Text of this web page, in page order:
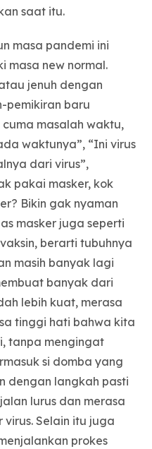
saat itu.
masa pandemi ini
masa new normal.
jenuh dengan
pemikiran baru
masalah waktu,
waktunya”, “Ini virus
dari virus”,
pakai masker, kok
Bikin gak nyaman
masker juga seperti
berarti tubuhnya
masih banyak lagi
banyak dari
lebih kuat, merasa
tinggi hati bahwa kita
tanpa mengingat
si domba yang
dengan langkah pasti
lurus dan merasa
Selain itu juga
prokes